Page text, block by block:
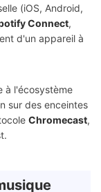
(iOS, Android,
Connect,
d'un appareil à
à l'écosystème
sur des enceintes
Chromecast,